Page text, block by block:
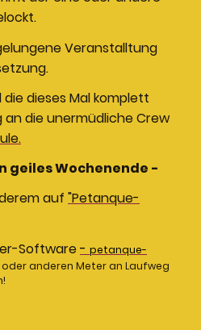
Veranstalltung
dieses Mal komplett
die unermüdliche Crew
geiles Wochenende -
auf "Petanque-
Software- petanque-
anderen Meter an Laufweg